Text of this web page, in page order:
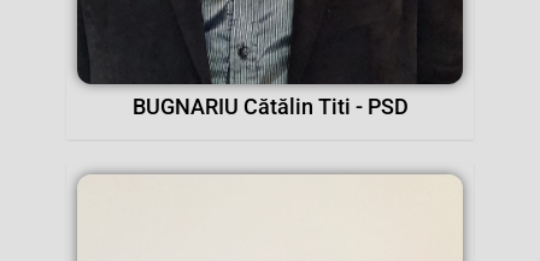
BUGNARIU Cătălin Titi - PSD